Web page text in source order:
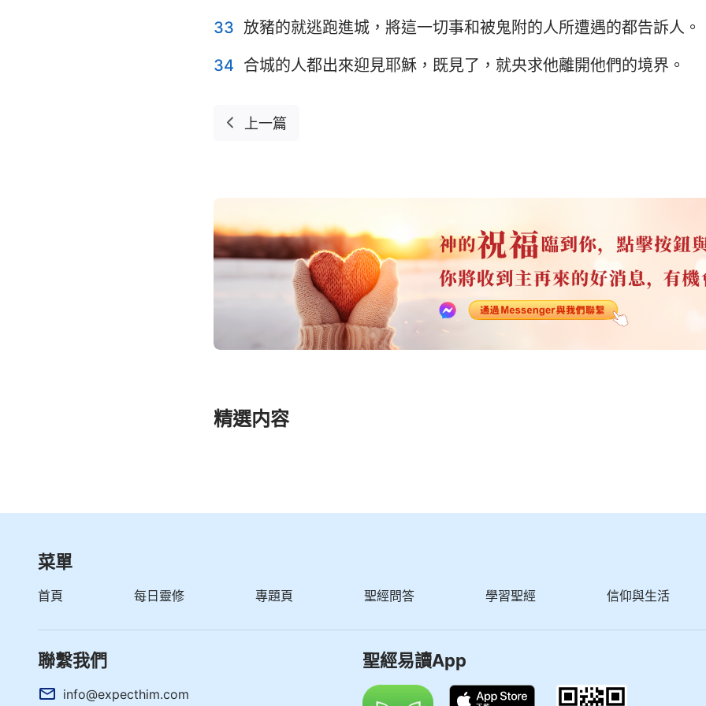
33 放豬的就逃跑進城，將這一切事和被鬼附的人所遭遇的都告訴人。
34 合城的人都出來迎見耶穌，既見了，就央求他離開他們的境界。
上一篇
精選内容
菜單
首頁 每日靈修 專題頁 聖經問答 學習聖經 信仰與生活
聯繫我們
info@expecthim.com
聖經易讀App